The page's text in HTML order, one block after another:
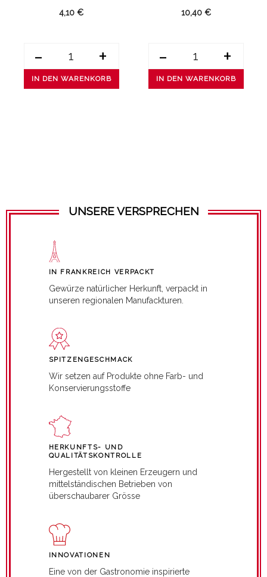
4,10 €
- +
IN DEN WARENKORB
10,40 €
- +
IN DEN WARENKORB
UNSERE VERSPRECHEN
IN FRANKREICH VERPACKT
Gewürze natürlicher Herkunft, verpackt in
unseren regionalen Manufackturen.
SPITZENGESCHMACK
Wir setzen auf Produkte ohne Farb- und
Konservierungsstoffe
HERKUNFTS- UND
QUALITÄTSKONTROLLE
Hergestellt von kleinen Erzeugern und
mittelständischen Betrieben von
überschaubarer Grösse
INNOVATIONEN
Eine von der Gastronomie inspirierte